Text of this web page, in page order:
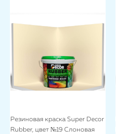
Резиновая краска Super Decor
Rubber, цвет №19 Слоновая